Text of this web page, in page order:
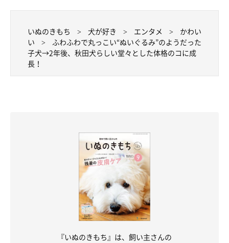
いぬのきもち 犬が好き エンタメ
かわい
い
ふわふわで丸っこい“ぬいぐるみ”のようだった
子犬→2年後、秋田犬らしい堂々とした体格のコに成
長！
『いぬのきもち』は、飼い主さんの